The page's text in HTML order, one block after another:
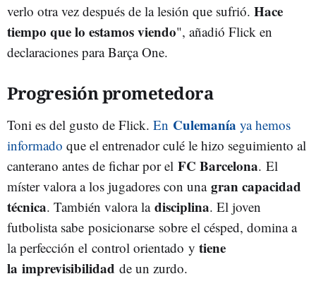
verlo otra vez después de la lesión que sufrió. Hace
tiempo que lo estamos viendo", añadió Flick en
declaraciones para Barça One.
Progresión prometedora
Toni es del gusto de Flick. En Culemanía ya hemos
informado que el entrenador culé le hizo seguimiento al
canterano antes de fichar por el FC Barcelona. El
míster valora a los jugadores con una gran capacidad
técnica. También valora la disciplina. El joven
futbolista sabe posicionarse sobre el césped, domina a
la perfección el control orientado y tiene
la imprevisibilidad de un zurdo.